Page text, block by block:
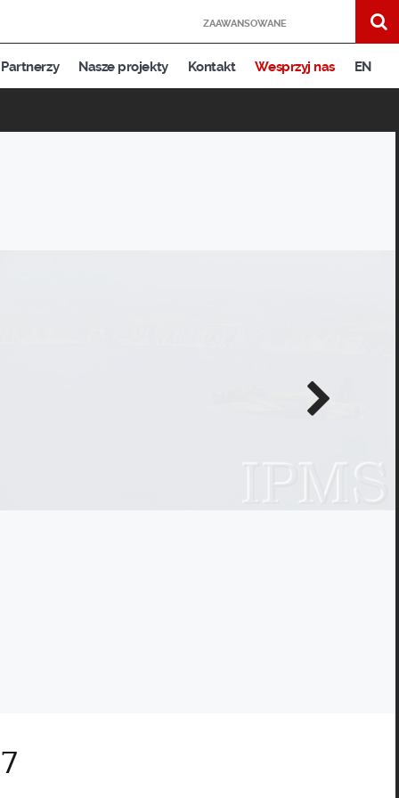
ZAAWANSOWANE
Partnerzy Nasze projekty Kontakt Wesprzyj nas EN
Następne
zdjęcie